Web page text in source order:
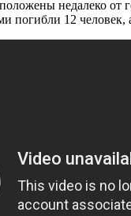
недалеко
погибли 12